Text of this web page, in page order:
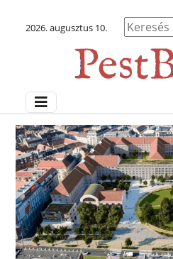
2026. augusztus 10.